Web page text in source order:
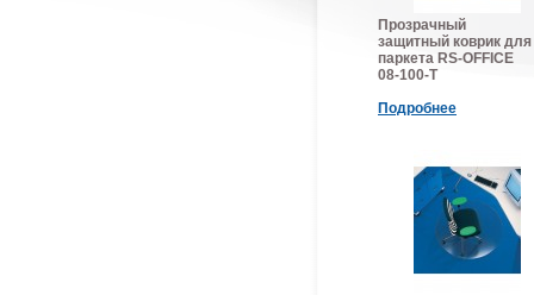
Прозрачный
защитный коврик для
паркета RS-OFFICE
08-100-T
Подробнее